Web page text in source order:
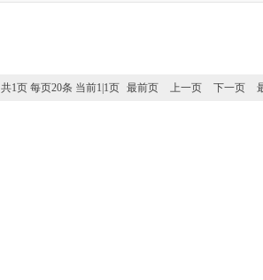
共1页 每页20条 当前1|1页 最前页 上一页 下一页